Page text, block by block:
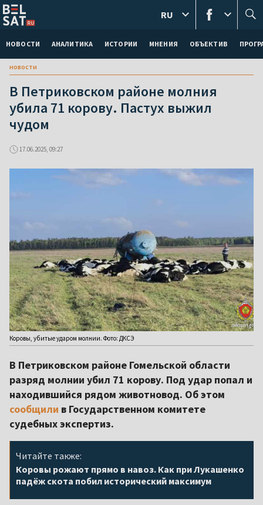
НОВОСТИ АНАЛИТИКА ИСТОРИИ МНЕНИЯ ОБЪЕКТИВ
RU
новости
В Петриковском районе молния
убила 71 корову. Пастух выжил
чудом
17.06.2025, 09:27
Коровы, убитые ударом молнии. Фото: ДКСЭ
В Петриковском районе Гомельской области
разряд молнии убил 71 корову. Под удар попал и
находившийся рядом животновод. Об этом
сообщили в Государственном комитете
судебных экспертиз.
Читайте также:
Коровы рожают прямо в навоз. Как при Лукашенко
падёж скота побил исторический максимум